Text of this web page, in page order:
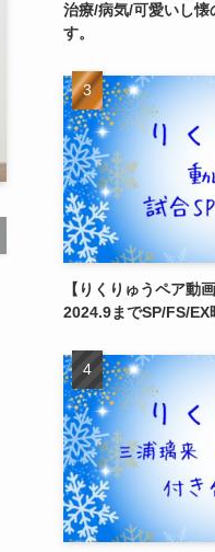
治療/病気/可愛いし
す。
【りくりゅうペア動
2024.9までSP/FS/EX